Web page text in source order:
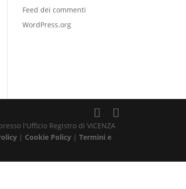
Feed dei commenti
WordPress.org
l'Ufficio Registro di VICENZA
| Cookie Policy |Termini e